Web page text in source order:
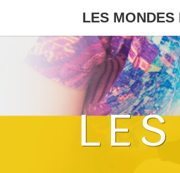
LES MONDES